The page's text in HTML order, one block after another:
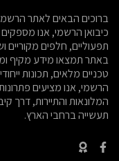
כיבואן הרשמי, אנו
תפעוליים, חלפים מקוריים
באתר תמצאו מידע מקיף
טכניים מלאים, תכונות
הרשמי, אנו מציעים
המלונאות והתיירות, דרך
תעשייה ברחבי הארץ.